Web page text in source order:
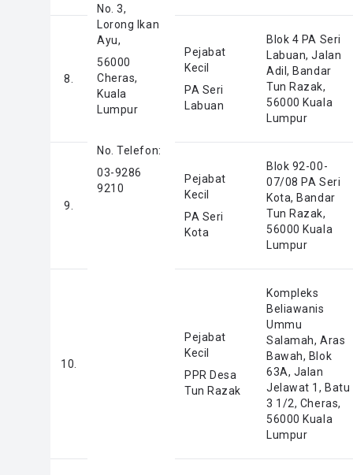
No. 3,
Lorong Ikan
Ayu,
56000
Cheras,
Kuala
Lumpur
No. Telefon:
03-9286
9210
8.
Pejabat
Kecil
PA Seri
Labuan
Blok 4 PA Seri
Labuan, Jalan
Adil, Bandar
Tun Razak,
56000 Kuala
Lumpur
9.
Pejabat
Kecil
PA Seri
Kota
Blok 92-00-
07/08 PA Seri
Kota, Bandar
Tun Razak,
56000 Kuala
Lumpur
10.
Pejabat
Kecil
PPR Desa
Tun Razak
Kompleks
Beliawanis
Ummu
Salamah, Aras
Bawah, Blok
63A, Jalan
Jelawat 1, Batu
3 1/2, Cheras,
56000 Kuala
Lumpur